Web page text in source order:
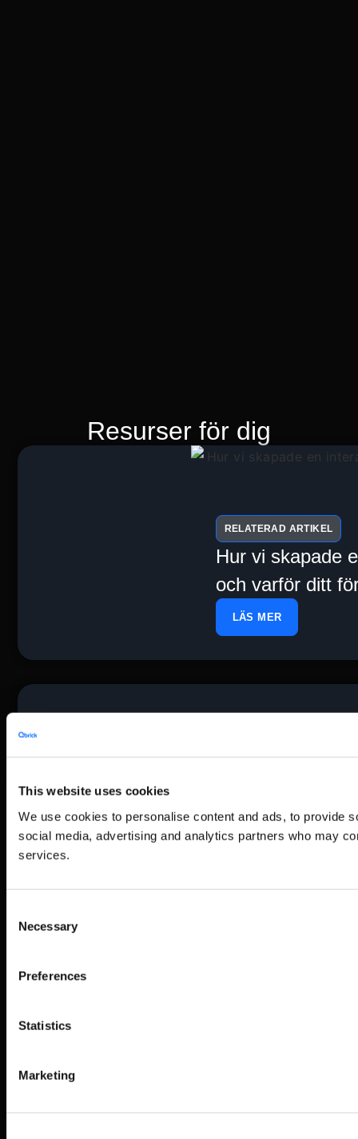
This website uses cookies
We use cookies to personalise content and ads, to provide
social media, advertising and analytics partners who may
services.
Selection
Necessary
Preferences
Statistics
Marketing
Resurser för dig
RELATERAD ARTIKEL
Hur vi skapade
och varför ditt
LÄS MER
LÄS MER
lyckas i en och samma
Skapa
och